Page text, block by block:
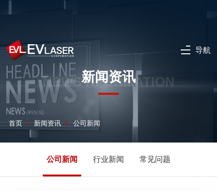
导航
新闻资讯
NEWS NFORMATION
首页 新闻资讯 公司新闻
公司新闻 行业新闻 常见问题